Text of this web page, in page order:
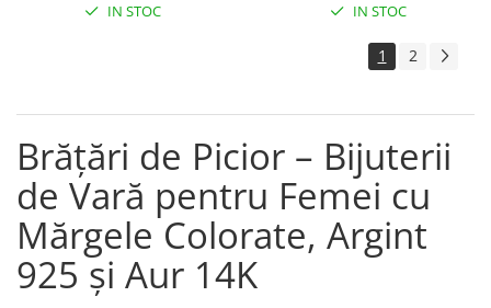
IN STOC IN STOC
1 2
Brățări de Picior – Bijuterii
de Vară pentru Femei cu
Mărgele Colorate, Argint
925 și Aur 14K